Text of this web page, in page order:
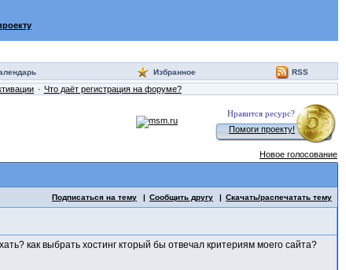
Избранное RSS
Что даёт регистрация на форуме?
Нравится ресурс?
Помоги проекту!
Новое голосование
Подписаться на тему Сообщить другу Скачать/распечатать тему
как выбрать хостинг кторый бы отвечал критериям моего сайта?